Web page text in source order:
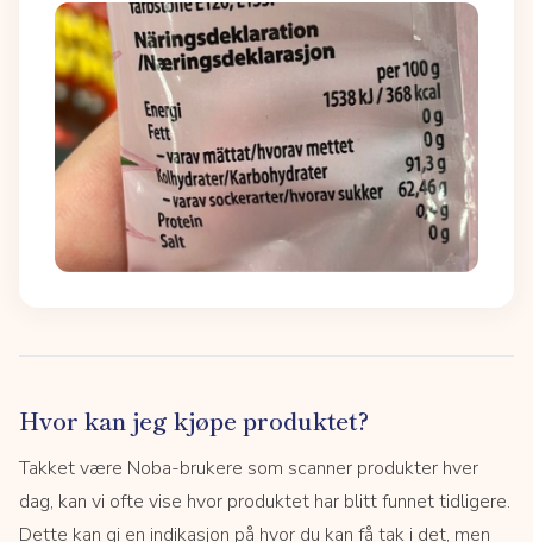
Hvor kan jeg kjøpe produktet?
Takket være Noba-brukere som scanner produkter hver
dag, kan vi ofte vise hvor produktet har blitt funnet tidligere.
Dette kan gi en indikasjon på hvor du kan få tak i det, men